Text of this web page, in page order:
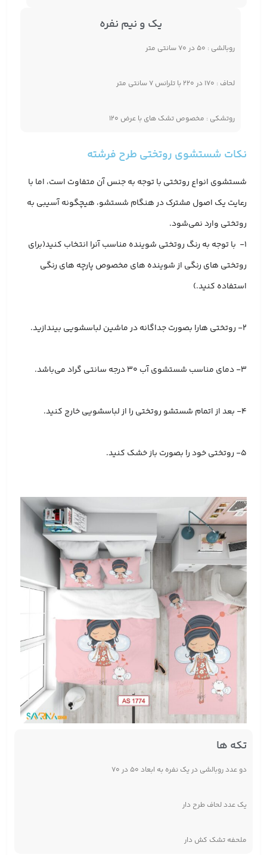
یک و نیم نفره
روبالشی : ۵۰ در ۷۰ سانتی متر
لحاف : ۱۷۰ در ۲۲۰ با تلرانس ۷ سانتی متر
روتشکی : مخصوص تشک های با عرض ۱۲۰
نکات شستشوی روتختی طرح فرشته
شستشوی انواع روتختی با توجه به جنس آن متفاوت است، اما با
رعایت یک اصول مشترک در هنگام شستشو، هیچگونه آسیبی به
روتختی وارد نمی‌شود.
1- با توجه به رنگ روتختی شوینده مناسب آنرا انتخاب کنید(برای
روتختی های رنگی از شوینده های مخصوص پارچه های رنگی
استفاده کنید.)
2- روتختی هارا بصورت جداگانه در ماشین لباسشویی بیندازید.
3- دمای مناسب شستشوی آب 30 درجه سانتی گراد می‌باشد.
4- بعد از اتمام شستشو روتختی را از لباسشویی خارج کنید.
5- روتختی خود را بصورت باز خشک کنید.
تکه ها
دو عدد روبالشی در یک نفره به ابعاد ۵۰ در ۷۰
یک عدد لحاف طرح دار
ملحفه تشک کش دار